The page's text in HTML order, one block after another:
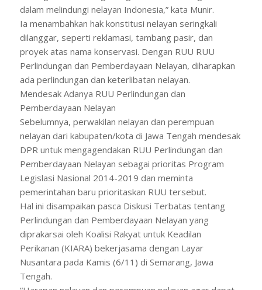
dalam melindungi nelayan Indonesia,” kata Munir.
Ia menambahkan hak konstitusi nelayan seringkali
dilanggar, seperti reklamasi, tambang pasir, dan
proyek atas nama konservasi. Dengan RUU RUU
Perlindungan dan Pemberdayaan Nelayan, diharapkan
ada perlindungan dan keterlibatan nelayan.
Mendesak Adanya RUU Perlindungan dan
Pemberdayaan Nelayan
Sebelumnya, perwakilan nelayan dan perempuan
nelayan dari kabupaten/kota di Jawa Tengah mendesak
DPR untuk mengagendakan RUU Perlindungan dan
Pemberdayaan Nelayan sebagai prioritas Program
Legislasi Nasional 2014-2019 dan meminta
pemerintahan baru prioritaskan RUU tersebut.
Hal ini disampaikan pasca Diskusi Terbatas tentang
Perlindungan dan Pemberdayaan Nelayan yang
diprakarsai oleh Koalisi Rakyat untuk Keadilan
Perikanan (KIARA) bekerjasama dengan Layar
Nusantara pada Kamis (6/11) di Semarang, Jawa
Tengah.